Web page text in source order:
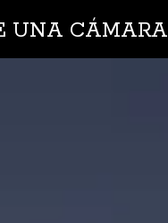
UNA CÁMARA